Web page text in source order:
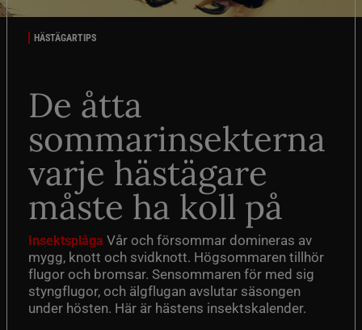
HÄSTÄGARTIPS
De åtta
sommarinsekterna
varje hästägare
måste ha koll på
Insektsplåga Vår och försommar domineras av
mygg, knott och svidknott. Högsommaren tillhör
flugor och bromsar. Sensommaren för med sig
styngflugor, och älgflugan avslutar säsongen
under hösten. Här är hästens insektskalender.